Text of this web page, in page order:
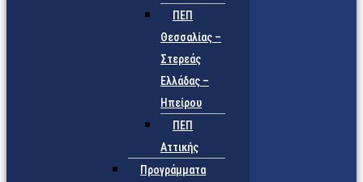
ΠΕΠ
Θεσσαλίας –
Στερεάς
Ελλάδας –
Ηπείρου
ΠΕΠ
Αττικής
Προγράμματα